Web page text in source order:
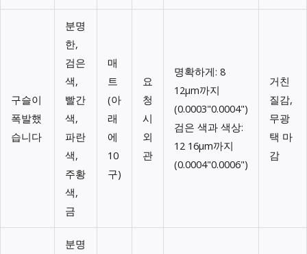
구슬이
폭발했
습니다
분명
한,
검은
색,
빨간
색,
파란
색,
주황
색,
금
매
트
(아
래
에
10
구)
요
청
시
외
관
명확하게: 8
12μm까지
(0.0003"0.0004")
검은 색과 색상:
12 16μm까지
(0.0004"0.0006")
거친
질감,
무광
택 마
감
분명